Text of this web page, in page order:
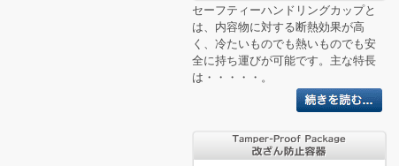
セーフティーハンドリングカップと
は、内容物に対する断熱効果が高
く、冷たいものでも熱いものでも安
全に持ち運びが可能です。主な特長
は・・・・・。